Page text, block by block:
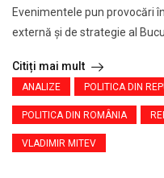
Evenimentele pun provocări
externă și de strategie al
Citiți mai mult
ANALIZE POLITICA DIN
POLITICA DIN ROMÂNIA
VLADIMIR MITEV